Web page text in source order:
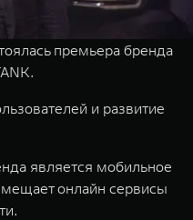
TANK 700
премьера бренда
и развитие
является мобильное
онлайн сервисы